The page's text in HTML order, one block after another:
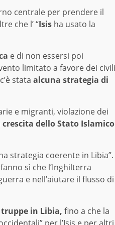
centrale per prendere il
che l’ “Isis ha usato la
e di non essersi poi
limitato a favore dei civili
stata alcuna strategia di
e migranti, violazione dei
crescita dello Stato Islamico
strategia coerente in Libia”.
sì che l’Inghilterra
e nell’aiutare il flusso di
truppe in Libia, fino a che la